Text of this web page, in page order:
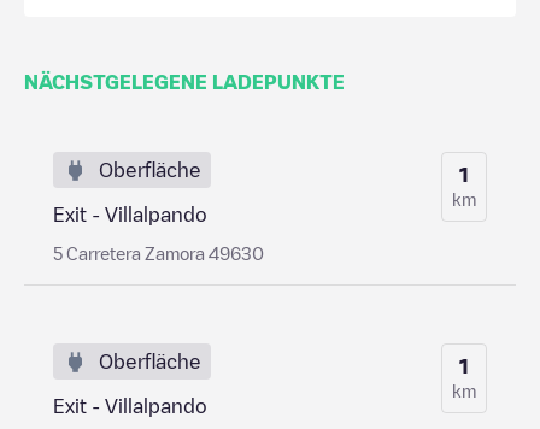
NÄCHSTGELEGENE LADEPUNKTE
Oberfläche
Exit - Villalpando
5 Carretera Zamora 49630
1
km
Oberfläche
Exit - Villalpando
1
km